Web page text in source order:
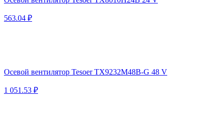
563.04 ₽
Осевой вентилятор Tesoer TX9232M48B-G 48 V
1 051.53 ₽